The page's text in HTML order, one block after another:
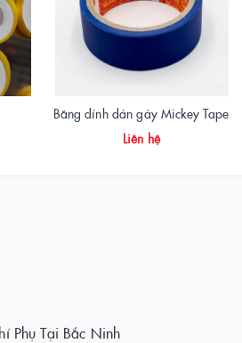
Băng dính dán gáy Mickey Tape
Liên hệ
Phụ Tại Bắc Ninh